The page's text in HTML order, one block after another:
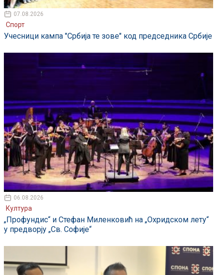
07.08.2026
Спорт
Учесници кампа "Србија те зове" код председника Србије
06.08.2026
Култура
„Профундис“ и Стефан Миленковић на „Охридском лету“
у предворју „Св. Софије“